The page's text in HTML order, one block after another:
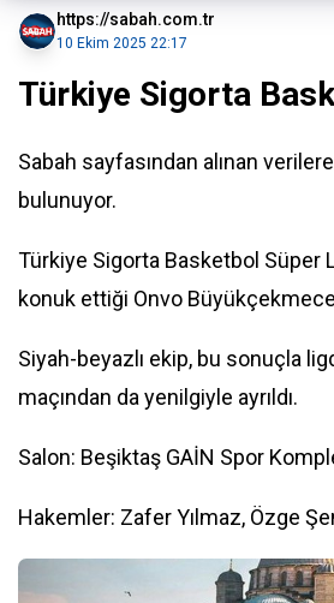
https://sabah.com.tr
10 Ekim 2025 22:17
Türkiye Sigorta
Sabah sayfasından alınan
bulunuyor.
Türkiye Sigorta Basketbol Süper
konuk ettiği Onvo
Siyah-beyazlı ekip, bu sonuçla
maçından da yenilgiyle ayrıldı.
Salon: Beşiktaş GAİN Spor
Hakemler: Zafer Yılmaz, Özge